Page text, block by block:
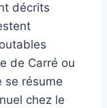
décrits
de Carré ou
se résume
chez le